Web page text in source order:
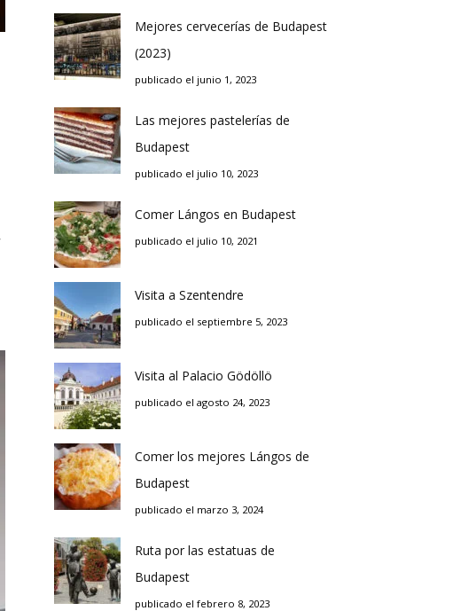
Mejores cervecerías de Budapest
(2023)
publicado el junio 1, 2023
Las mejores pastelerías de
Budapest
publicado el julio 10, 2023
Comer Lángos en Budapest
publicado el julio 10, 2021
Visita a Szentendre
publicado el septiembre 5, 2023
Visita al Palacio Gödöllö
publicado el agosto 24, 2023
Comer los mejores Lángos de
Budapest
publicado el marzo 3, 2024
Ruta por las estatuas de
Budapest
publicado el febrero 8, 2023